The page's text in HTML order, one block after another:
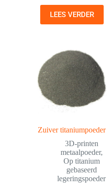
LEES VERDER
Zuiver titaniumpoeder
3D-printen
metaalpoeder,
Op titanium
gebaseerd
legeringspoeder